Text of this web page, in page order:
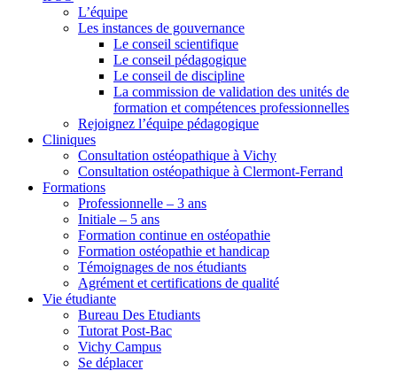
L’équipe
Les instances de gouvernance
Le conseil scientifique
Le conseil pédagogique
Le conseil de discipline
La commission de validation des unités de
formation et compétences professionnelles
Rejoignez l’équipe pédagogique
Cliniques
Consultation ostéopathique à Vichy
Consultation ostéopathique à Clermont-Ferrand
Formations
Professionnelle – 3 ans
Initiale – 5 ans
Formation continue en ostéopathie
Formation ostéopathie et handicap
Témoignages de nos étudiants
Agrément et certifications de qualité
Vie étudiante
Bureau Des Etudiants
Tutorat Post-Bac
Vichy Campus
Se déplacer